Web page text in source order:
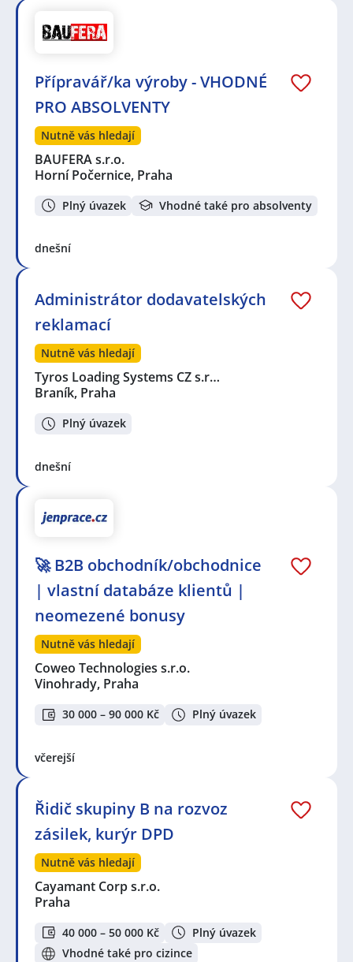
Přípravář/ka výroby - VHODNÉ
PRO ABSOLVENTY
Nutně vás hledají
BAUFERA s.r.o.
Horní Počernice, Praha
Plný úvazek Vhodné také pro absolventy
dnešní
Administrátor dodavatelských
reklamací
Nutně vás hledají
Tyros Loading Systems CZ s.r…
Braník, Praha
Plný úvazek
dnešní
🚀 B2B obchodník/obchodnice
| vlastní databáze klientů |
neomezené bonusy
Nutně vás hledají
Coweo Technologies s.r.o.
Vinohrady, Praha
30 000 – 90 000 Kč Plný úvazek
včerejší
Řidič skupiny B na rozvoz
zásilek, kurýr DPD
Nutně vás hledají
Cayamant Corp s.r.o.
Praha
40 000 – 50 000 Kč
Plný úvazek
Vhodné také pro cizince